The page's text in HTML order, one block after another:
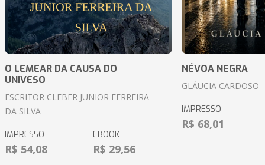
O LEMEAR DA CAUSA DO
UNIVESO
ESCRITOR CLEBER JUNIOR FERREIRA
DA SILVA
IMPRESSO
R$ 54,08
EBOOK
R$ 29,56
NÉVOA NEGRA
GLÁUCIA CARDOSO
IMPRESSO
R$ 68,01